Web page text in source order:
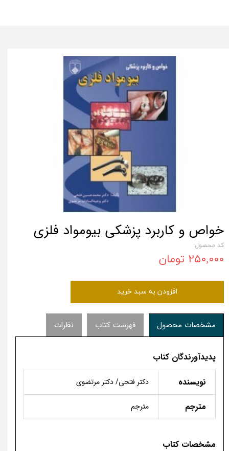
خواص و کاربرد پزشکی بیومواد فلزی
کد محصول:
۲۵۰,۰۰۰ تومان
افزودن به سبد خرید
مشخصات محصول فهرست کتاب نظرات
پدیدآورندگان کتاب
نویسنده
دکتر فتحی/ دکتر مرتضوی
مترجم مترجم
مشخصات کتاب